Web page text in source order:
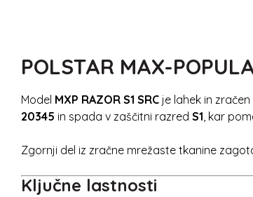
POLSTAR MAX-
Model MXP RAZOR S1 SRC je lahek in
20345 in spada v zaščitni razred S1, kar
Zgornji del iz zračne mrežaste tkanine
Ključne lastnosti